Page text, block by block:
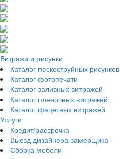
Витражи и рисунки
Каталог пескоструйных рисунков
Каталог фотопечати
Каталог заливных витражей
Каталог пленочных витражей
Каталог фацетных витражей
Услуги
Кредит/рассрочка
Выезд дизайнера-замерщика
Сборка мебели